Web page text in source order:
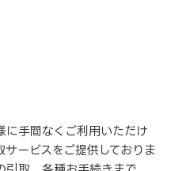
に手間なくご利用いただけ
ービスをご提供しておりま